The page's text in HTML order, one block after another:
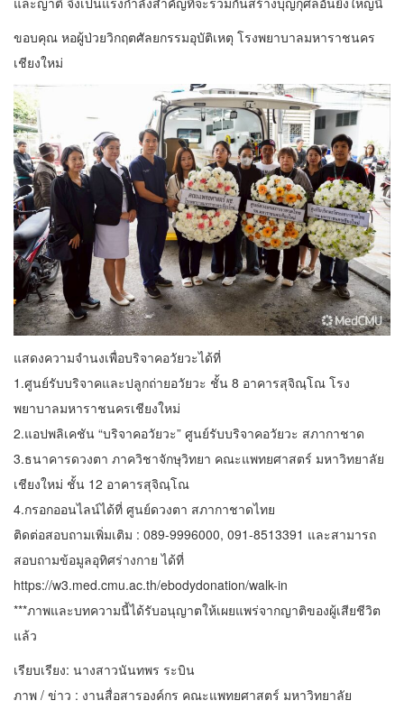
ขอบคุณ หอผู้ป่วยวิกฤตศัลยกรรมอุบัติเหตุ โรงพยาบาลมหาราชนคร
เชียงใหม่
แสดงความจำนงเพื่อบริจาคอวัยวะได้ที่
1.ศูนย์รับบริจาคและปลูกถ่ายอวัยวะ ชั้น 8 อาคารสุจิณฺโณ โรง
พยาบาลมหาราชนครเชียงใหม่
2.แอปพลิเคชัน “บริจาคอวัยวะ” ศูนย์รับบริจาคอวัยวะ สภากาชาด
3.ธนาคารดวงตา ภาควิชาจักษุวิทยา คณะแพทยศาสตร์ มหาวิทยาลัย
เชียงใหม่ ชั้น 12 อาคารสุจิณฺโณ
4.กรอกออนไลน์ได้ที่ ศูนย์ดวงตา สภากาชาดไทย
ติดต่อสอบถามเพิ่มเติม : 089-9996000, 091-8513391 และสามารถ
สอบถามข้อมูลอุทิศร่างกาย ได้ที่
https://w3.med.cmu.ac.th/ebodydonation/walk-in
***ภาพและบทความนี้ได้รับอนุญาตให้เผยแพร่จากญาติของผู้เสียชีวิต
แล้ว
เรียบเรียง: นางสาวนันทพร ระบิน
ภาพ / ข่าว : งานสื่อสารองค์กร คณะแพทยศาสตร์ มหาวิทยาลัย